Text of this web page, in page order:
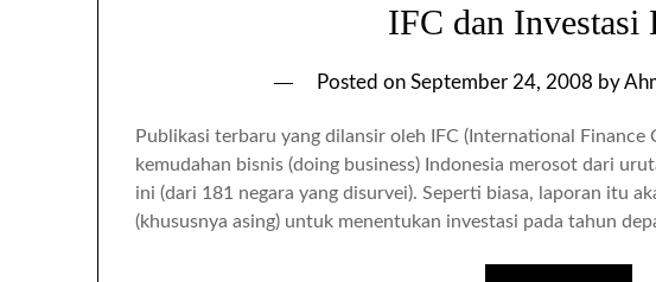
IFC dan Investasi
Posted on September 24, 2008 by
Publikasi terbaru yang dilansir oleh IFC (International
kemudahan bisnis (doing business) Indonesia merosot dari
ini (dari 181 negara yang disurvei). Seperti biasa, laporan itu
(khususnya asing) untuk menentukan investasi pada tahun